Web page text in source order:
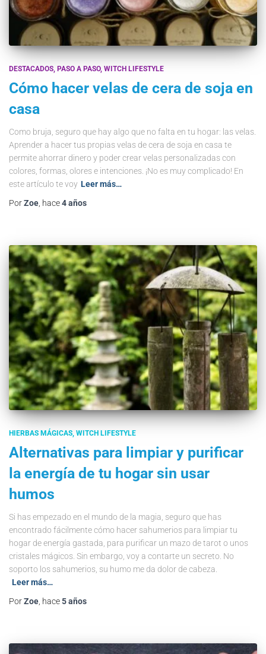
DESTACADOS PASO A PASO WITCH LIFESTYLE
Cómo hacer velas de cera de soja en
casa
Como bruja, seguro que hay algo que no falta en tu hogar: las velas.
Aprender a hacer tus propias velas de cera de soja en casa te
permite ahorrar dinero y poder crear velas personalizadas con
colores, formas, olores e intenciones. ¡No es muy complicado! En
este artículo te voy Leer más…
PorZoe , hace4 años
HIERBAS MÁGICAS WITCH LIFESTYLE
Alternativas para limpiar y purificar
la energía de tu hogar sin usar
humos
Si has empezado en el mundo de la magia, seguro que has
encontrado fácilmente cómo hacer sahumerios para limpiar tu
hogar de energía gastada, para purificar un mazo de tarot o unos
cristales mágicos. Sin embargo, voy a contarte un secreto. No
soporto los sahumerios, su humo me da dolor de cabeza.
Leer más…
PorZoe, hace5 años